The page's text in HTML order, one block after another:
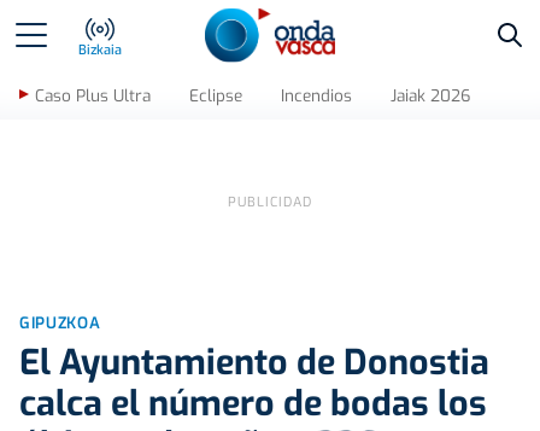
Bizkaia
Caso Plus Ultra Eclipse Incendios Jaiak 2026
GIPUZKOA
El Ayuntamiento de Donostia
calca el número de bodas los